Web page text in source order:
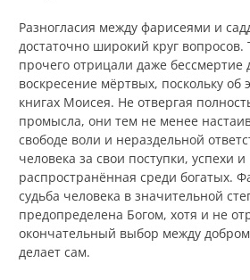
Разногласия между фарисеями и
достаточно широкий круг вопросов.
прочего отрицали даже
воскресение мёртвых, поскольку об
книгах Моисея. Не отвергая
промысла, они тем не менее
свободе воли и нераздельной
человека за свои поступки, успехи
распространённая среди богатых.
судьба человека в значительной
предопределена Богом, хотя и не
окончательный выбор между
делает сам.